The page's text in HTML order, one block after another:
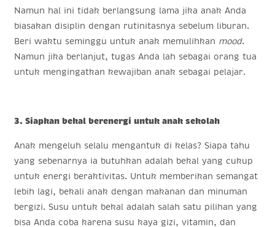
Namun hal ini tidak berlangsung lama jika anak Anda
biasakan disiplin dengan rutinitasnya sebelum liburan.
Beri waktu seminggu untuk anak memulihkan mood.
Namun jika berlanjut, tugas Anda lah sebagai orang tua
untuk mengingatkan kewajiban anak sebagai pelajar.
3. Siapkan bekal berenergi untuk anak sekolah
Anak mengeluh selalu mengantuk di kelas? Siapa tahu
yang sebenarnya ia butuhkan adalah bekal yang cukup
untuk energi beraktivitas. Untuk memberikan semangat
lebih lagi, bekali anak dengan makanan dan minuman
bergizi. Susu untuk bekal adalah salah satu pilihan yang
bisa Anda coba karena susu kaya gizi, vitamin, dan